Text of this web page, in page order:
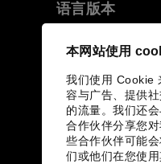
本网站使用
我们使用 Cookie
容与广告、提供
的流量。我们还
合作伙伴分享您
些合作伙伴可能
们或他们在您使
语言版本